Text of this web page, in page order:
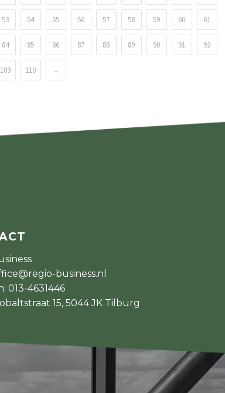
53 54 55 56 57 58 59 60 61
84 85 86 87 88 89 90 91 92
109 110 →
business.nl
013-4631446
15, 5044 JK Tilburg